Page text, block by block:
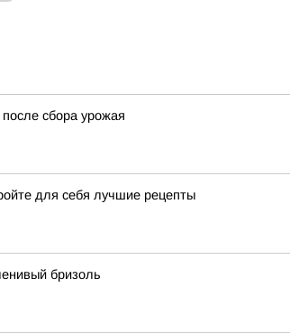
сбора урожая
для себя лучшие рецепты
бризоль